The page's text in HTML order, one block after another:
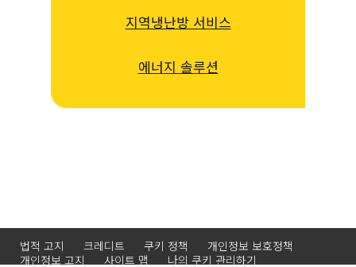
지역냉난방 서비스
에너지 솔루션
법적 고지 크레디트 쿠키 정책
개인정보 보호정책
개인정보 고지
사이트 맵 나의 쿠키 관리하기